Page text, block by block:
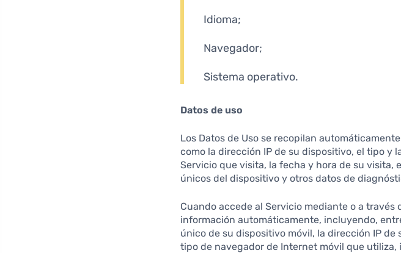
Idioma;
Navegador;
Sistema operativo.
Datos de uso
Los Datos de Uso se recopilan
como la dirección IP de su dispositivo, el tipo y
Servicio que visita, la fecha y hora de su visita,
únicos del dispositivo y otros datos de
Cuando accede al Servicio mediante o a
información automáticamente, incluyendo,
único de su dispositivo móvil, la dirección IP
tipo de navegador de Internet móvil que